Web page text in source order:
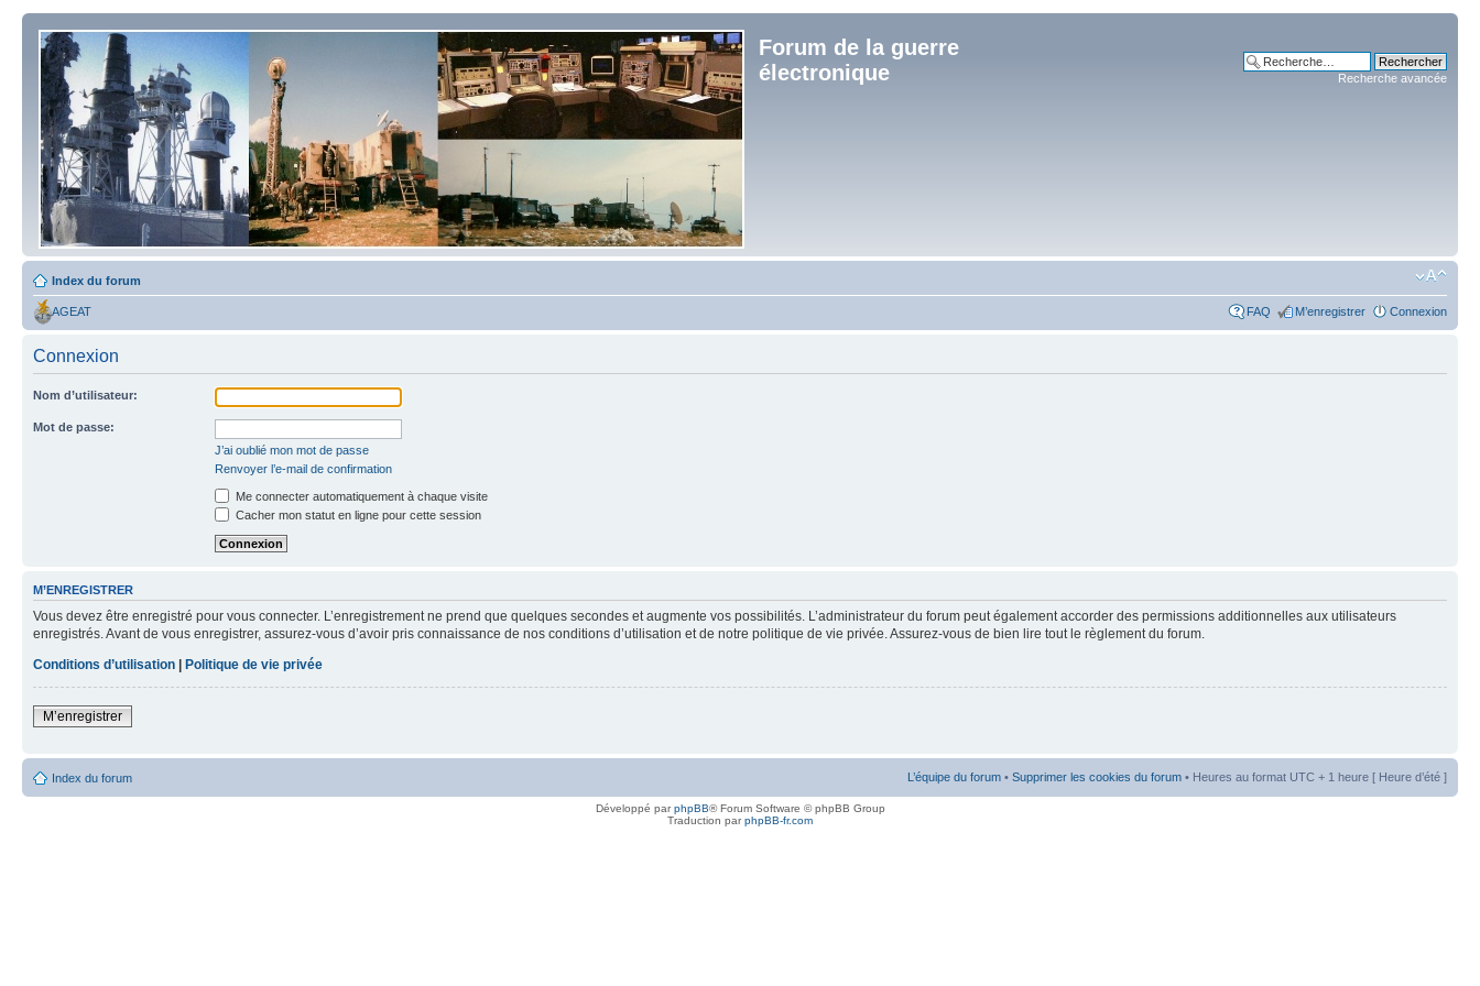
Forum de la guerre
électronique
Recherche avancée
Index du forum
AGEAT FAQ M’enregistrer Connexion
Connexion
Nom d’utilisateur:
Mot de passe:
J’ai oublié mon mot de passe
Renvoyer l’e-mail de confirmation
Me connecter automatiquement à chaque visite
Cacher mon statut en ligne pour cette session
M’ENREGISTRER
Vous devez être enregistré pour vous connecter. L’enregistrement ne prend que quelques secondes et augmente vos possibilités. L’administrateur du forum peut également accorder des permissions additionnelles aux utilisateurs
enregistrés. Avant de vous enregistrer, assurez-vous d’avoir pris connaissance de nos conditions d’utilisation et de notre politique de vie privée. Assurez-vous de bien lire tout le règlement du forum.
Conditions d’utilisation | Politique de vie privée
M’enregistrer
Index du forum L’équipe du forum • Supprimer les cookies du forum • Heures au format UTC + 1 heure [ Heure d’été ]
Développé parphpBB® Forum Software © phpBB Group
Traduction parphpBB-fr.com